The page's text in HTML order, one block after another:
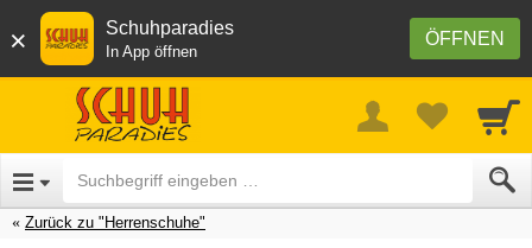
× ÖFFNEN
Schuhparadies
In App öffnen
Zurück zu "Herrenschuhe"